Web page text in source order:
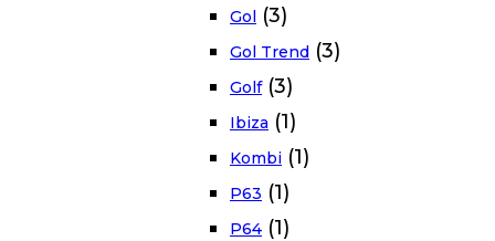
Gol (3)
Gol Trend (3)
Golf (3)
Ibiza (1)
Kombi (1)
P63 (1)
P64 (1)